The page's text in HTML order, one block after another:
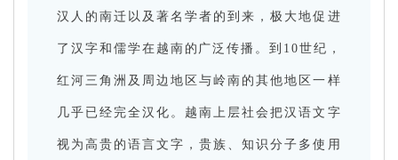
汉人的南迁以及著名学者的到来，极大地促进
了汉字和儒学在越南的广泛传播。到10世纪，
红河三角洲及周边地区与岭南的其他地区一样
几乎已经完全汉化。越南上层社会把汉语文字
视为高贵的语言文字，贵族、知识分子多使用